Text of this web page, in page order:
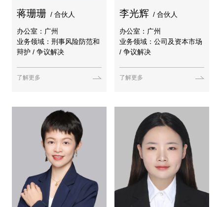
蒋珊珊 / 合伙人
办公室：广州
业务领域：刑事风险防范和
辩护 / 争议解决
了解更多
李光辉 / 合伙人
办公室：广州
业务领域：公司及资本市场
/ 争议解决
了解更多